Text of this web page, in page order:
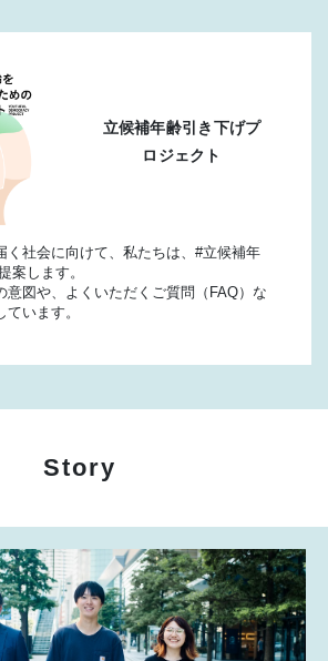
立候補年齢引き下げプ
ロジェクト
く社会に向けて、私たちは、#立候補年
案します。
意図や、よくいただくご質問（FAQ）な
ています。
Story